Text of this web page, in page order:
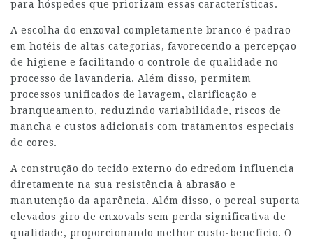
para hóspedes que priorizam essas características.
A escolha do enxoval completamente branco é padrão
em hotéis de altas categorias, favorecendo a percepção
de higiene e facilitando o controle de qualidade no
processo de lavanderia. Além disso, permitem
processos unificados de lavagem, clarificação e
branqueamento, reduzindo variabilidade, riscos de
mancha e custos adicionais com tratamentos especiais
de cores.
A construção do tecido externo do edredom influencia
diretamente na sua resistência à abrasão e
manutenção da aparência. Além disso, o percal suporta
elevados giro de enxovals sem perda significativa de
qualidade, proporcionando melhor custo-benefício. O